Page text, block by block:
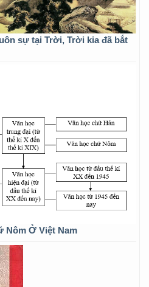
sự tại Trời, Trời kia đã bắt
Nôm Ở Việt Nam